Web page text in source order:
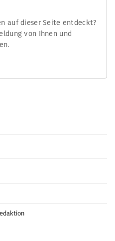
auf dieser Seite entdeckt?
von Ihnen und